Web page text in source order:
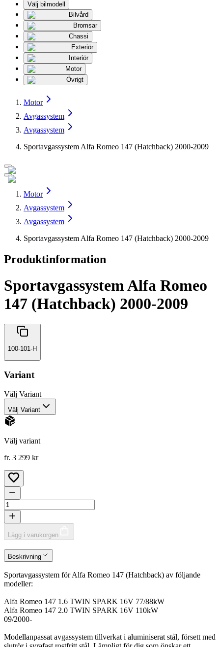
Välj bilmodell
Bilvård
Bromsar
Chassi
Exteriör
Interiör
Motor
Övrigt
Motor
Avgassystem
Avgassystem
Sportavgassystem Alfa Romeo 147 (Hatchback) 2000-2009
Motor
Avgassystem
Avgassystem
Sportavgassystem Alfa Romeo 147 (Hatchback) 2000-2009
Produktinformation
Sportavgassystem Alfa Romeo
147 (Hatchback) 2000-2009
100-101-H
Variant
Välj Variant
Välj Variant
Välj variant
fr. 3 299 kr
Lägg i varukorgen
Beskrivning
Sportavgassystem för Alfa Romeo 147 (Hatchback) av följande
modeller:
Alfa Romeo 147 1.6 TWIN SPARK 16V 77/88kW
Alfa Romeo 147 2.0 TWIN SPARK 16V 110kW
09/2000-
Modellanpassat avgassystem tillverkat i aluminiserat stål, försett med